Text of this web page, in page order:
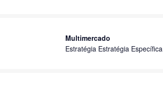
Multimercado
Estratégia Estratégia Específica